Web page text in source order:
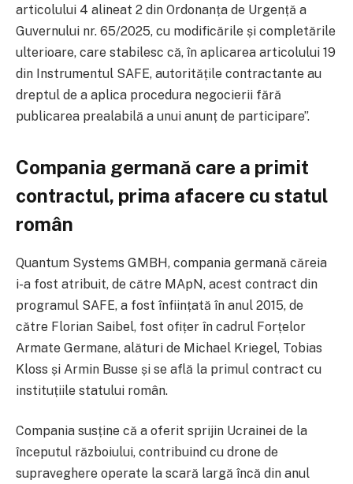
articolului 4 alineat 2 din Ordonanța de Urgență a
Guvernului nr. 65/2025, cu modificările și completările
ulterioare, care stabilesc că, în aplicarea articolului 19
din Instrumentul SAFE, autoritățile contractante au
dreptul de a aplica procedura negocierii fără
publicarea prealabilă a unui anunț de participare”.
Compania germană care a primit
contractul, prima afacere cu statul
român
Quantum Systems GMBH, compania germană căreia
i-a fost atribuit, de către MApN, acest contract din
programul SAFE, a fost înființată în anul 2015, de
către Florian Saibel, fost ofițer în cadrul Forțelor
Armate Germane, alături de Michael Kriegel, Tobias
Kloss și Armin Busse și se află la primul contract cu
instituțiile statului român.
Compania susține că a oferit sprijin Ucrainei de la
începutul războiului, contribuind cu drone de
supraveghere operate la scară largă încă din anul